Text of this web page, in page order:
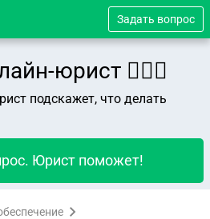
Задать вопрос
юрист 👨🏻‍⚖️
подскажет, что делать
Юрист поможет!